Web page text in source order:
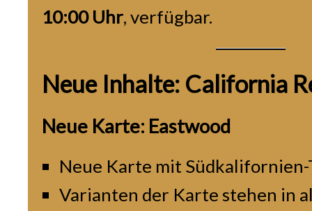
10:00 Uhr, verfügbar.
Neue Inhalte: California
Neue Karte: Eastwood
Neue Karte mit Südkalifornien-
Varianten der Karte stehen in